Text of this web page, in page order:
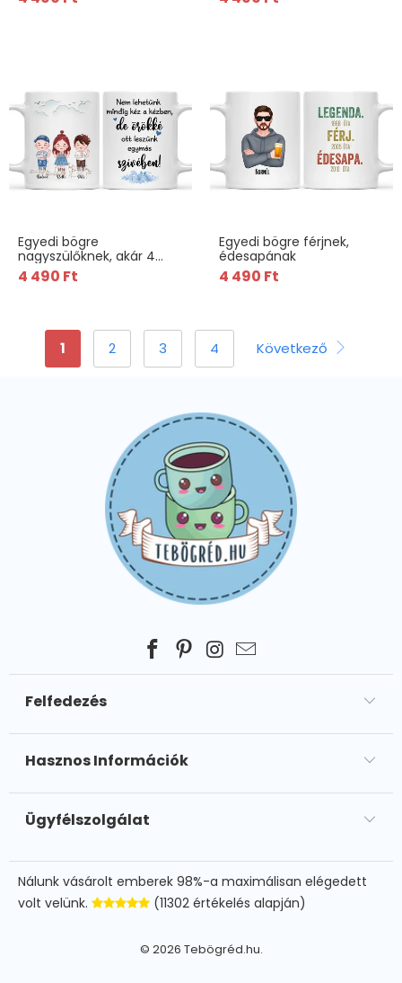
Egyedi bögre
nagyszülőknek, akár 4
unokával
4 490 Ft
Egyedi bögre férjnek,
édesapának
4 490 Ft
1 2 3 4 Következő
Felfedezés
Hasznos Információk
Ügyfélszolgálat
Nálunk vásárolt emberek 98%-a maximálisan elégedett
volt velünk.
(11302 értékelés alapján)
© 2026 Tebögréd.hu.